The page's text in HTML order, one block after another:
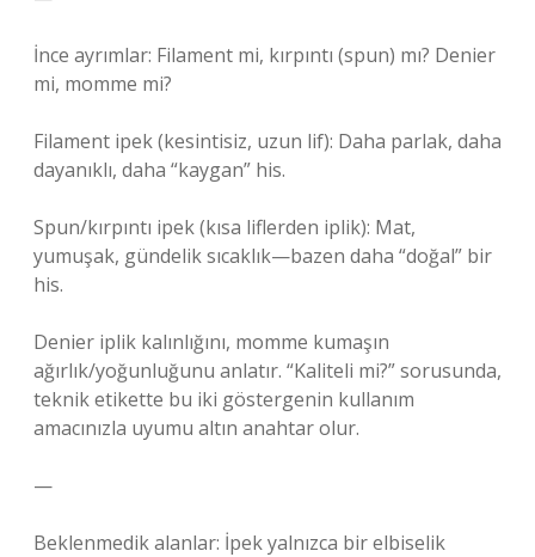
İnce ayrımlar: Filament mi, kırpıntı (spun) mı? Denier
mi, momme mi?
Filament ipek (kesintisiz, uzun lif): Daha parlak, daha
dayanıklı, daha “kaygan” his.
Spun/kırpıntı ipek (kısa liflerden iplik): Mat,
yumuşak, gündelik sıcaklık—bazen daha “doğal” bir
his.
Denier iplik kalınlığını, momme kumaşın
ağırlık/yoğunluğunu anlatır. “Kaliteli mi?” sorusunda,
teknik etikette bu iki göstergenin kullanım
amacınızla uyumu altın anahtar olur.
—
Beklenmedik alanlar: İpek yalnızca bir elbiselik